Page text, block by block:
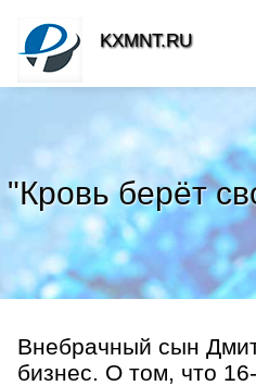
"Кровь берёт
Внебрачный сын
бизнес. О том, что
KXMNT.RU